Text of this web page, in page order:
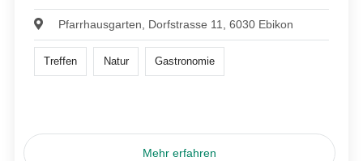
Pfarrhausgarten, Dorfstrasse 11, 6030 Ebikon
Treffen Natur Gastronomie
Mehr erfahren